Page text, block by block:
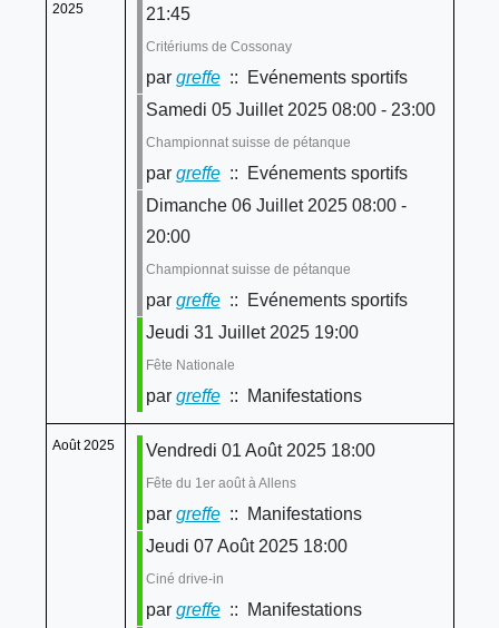
2025
21:45
Critériums de Cossonay
par greffe:: Evénements sportifs
Samedi 05 Juillet 2025 08:00 - 23:00
Championnat suisse de pétanque
par greffe:: Evénements sportifs
Dimanche 06 Juillet 2025 08:00 -
20:00
Championnat suisse de pétanque
par greffe:: Evénements sportifs
Jeudi 31 Juillet 2025 19:00
Fête Nationale
par greffe:: Manifestations
Août 2025 Vendredi 01 Août 2025 18:00
Fête du 1er août à Allens
par greffe:: Manifestations
Jeudi 07 Août 2025 18:00
Ciné drive-in
par greffe:: Manifestations